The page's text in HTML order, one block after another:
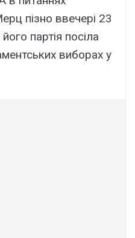
пізно ввечері 23
партія посіла
виборах у